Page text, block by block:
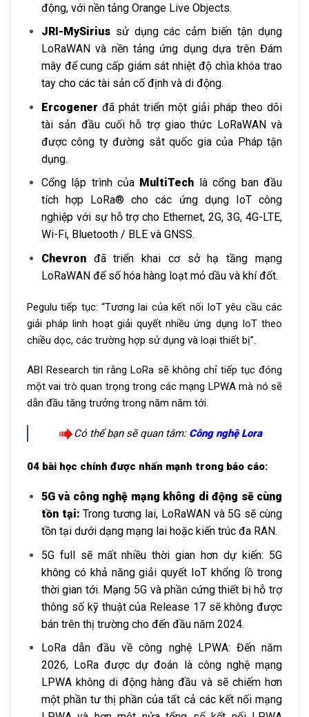
động, với nền tảng Orange Live Objects.
JRI-MySiriussử dụng các cảm biến tận dụng
LoRaWAN và nền tảng ứng dụng dựa trên Đám
mây để cung cấp giám sát nhiệt độ chìa khóa trao
tay cho các tài sản cố định và di động.
Ercogener đã phát triển một giải pháp theo dõi
tài sản đầu cuối hỗ trợ giao thức LoRaWAN và
được công ty đường sắt quốc gia của Pháp tận
dụng.
Cổng lập trình của MultiTech là cổng ban đầu
tích hợp LoRa® cho các ứng dụng IoT công
nghiệp với sự hỗ trợ cho Ethernet, 2G, 3G, 4G-LTE,
Wi-Fi, Bluetooth / BLE và GNSS.
Chevronđã triển khai cơ sở hạ tầng mạng
LoRaWAN để số hóa hàng loạt mỏ dầu và khí đốt.
Pegulu tiếp tục: “Tương lai của kết nối IoT yêu cầu các
giải pháp linh hoạt giải quyết nhiều ứng dụng IoT theo
chiều dọc, các trường hợp sử dụng và loại thiết bị”.
ABI Research tin rằng LoRa sẽ không chỉ tiếp tục đóng
một vai trò quan trọng trong các mạng LPWA mà nó sẽ
dẫn đầu tăng trưởng trong năm năm tới.
Có thể bạn sẽ quan tâm: Công nghệ Lora
04 bài học chính được nhấn mạnh trong báo cáo:
5G và công nghệ mạng không di động sẽ cùng
tồn tại:Trong tương lai, LoRaWAN và 5G sẽ cùng
tồn tại dưới dạng mạng lai hoặc kiến ​​trúc đa RAN.
5G full sẽ mất nhiều thời gian hơn dự kiến: 5G
không có khả năng giải quyết IoT khổng lồ trong
thời gian tới. Mạng 5G và phần cứng thiết bị hỗ trợ
thông số kỹ thuật của Release 17 sẽ không được
bán trên thị trường cho đến đầu năm 2024.
LoRa dẫn đầu về công nghệ LPWA: Đến năm
2026, LoRa được dự đoán là công nghệ mạng
LPWA không di động hàng đầu và sẽ chiếm hơn
một phần tư thị phần của tất cả các kết nối mạng